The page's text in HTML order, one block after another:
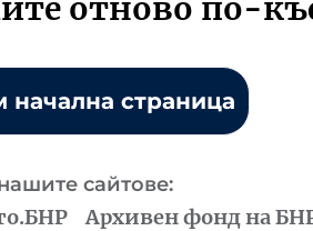
отново по-
начална страница
сайтове:
Архивен фонд на